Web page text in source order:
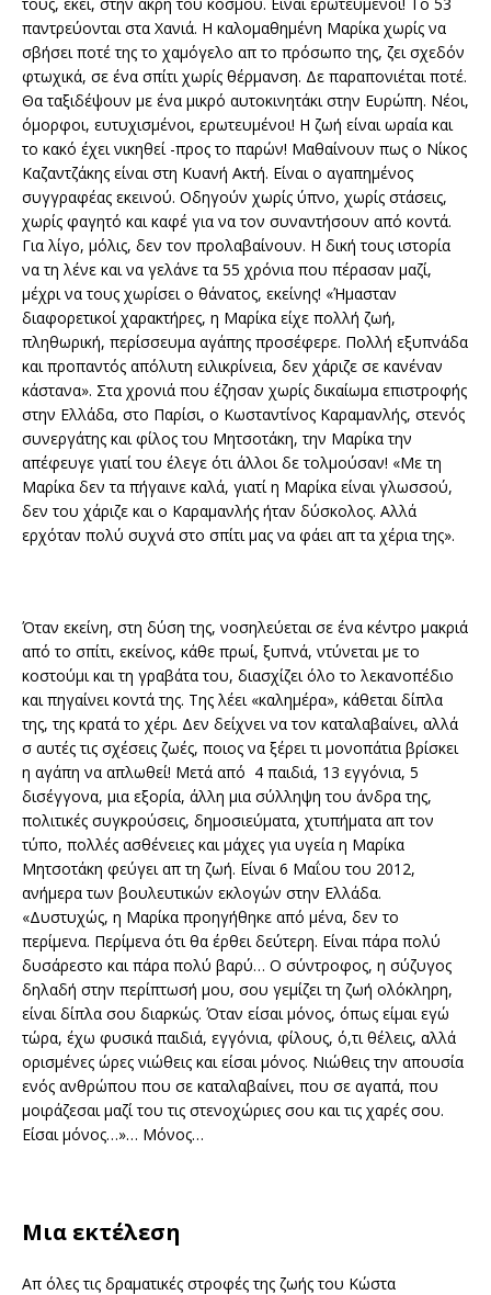
παντρεύονται στα Χανιά. Η καλομαθημένη Μαρίκα χωρίς να
σβήσει ποτέ της το χαμόγελο απ το πρόσωπο της, ζει σχεδόν
φτωχικά, σε ένα σπίτι χωρίς θέρμανση. Δε παραπονιέται ποτέ.
Θα ταξιδέψουν με ένα μικρό αυτοκινητάκι στην Ευρώπη. Νέοι,
όμορφοι, ευτυχισμένοι, ερωτευμένοι! Η ζωή είναι ωραία και
το κακό έχει νικηθεί -προς το παρών! Μαθαίνουν πως ο Νίκος
Καζαντζάκης είναι στη Κυανή Ακτή. Είναι ο αγαπημένος
συγγραφέας εκεινού. Οδηγούν χωρίς ύπνο, χωρίς στάσεις,
χωρίς φαγητό και καφέ για να τον συναντήσουν από κοντά.
Για λίγο, μόλις, δεν τον προλαβαίνουν. Η δική τους ιστορία
να τη λένε και να γελάνε τα 55 χρόνια που πέρασαν μαζί,
μέχρι να τους χωρίσει ο θάνατος, εκείνης! «Ήμασταν
διαφορετικοί χαρακτήρες, η Μαρίκα είχε πολλή ζωή,
πληθωρική, περίσσευμα αγάπης προσέφερε. Πολλή εξυπνάδα
και προπαντός απόλυτη ειλικρίνεια, δεν χάριζε σε κανέναν
κάστανα». Στα χρονιά που έζησαν χωρίς δικαίωμα επιστροφής
στην Ελλάδα, στο Παρίσι, ο Κωσταντίνος Καραμανλής, στενός
συνεργάτης και φίλος του Μητσοτάκη, την Μαρίκα την
απέφευγε γιατί του έλεγε ότι άλλοι δε τολμούσαν! «Με τη
Μαρίκα δεν τα πήγαινε καλά, γιατί η Μαρίκα είναι γλωσσού,
δεν του χάριζε και ο Καραμανλής ήταν δύσκολος. Αλλά
ερχόταν πολύ συχνά στο σπίτι μας να φάει απ τα χέρια της».
Όταν εκείνη, στη δύση της, νοσηλεύεται σε ένα κέντρο μακριά
από το σπίτι, εκείνος, κάθε πρωί, ξυπνά, ντύνεται με το
κοστούμι και τη γραβάτα του, διασχίζει όλο το λεκανοπέδιο
και πηγαίνει κοντά της. Της λέει «καλημέρα», κάθεται δίπλα
της, της κρατά το χέρι. Δεν δείχνει να τον καταλαβαίνει, αλλά
σ αυτές τις σχέσεις ζωές, ποιος να ξέρει τι μονοπάτια βρίσκει
η αγάπη να απλωθεί! Μετά από 4 παιδιά, 13 εγγόνια, 5
δισέγγονα, μια εξορία, άλλη μια σύλληψη του άνδρα της,
πολιτικές συγκρούσεις, δημοσιεύματα, χτυπήματα απ τον
τύπο, πολλές ασθένειες και μάχες για υγεία η Μαρίκα
Μητσοτάκη φεύγει απ τη ζωή. Είναι 6 Μαΐου του 2012,
ανήμερα των βουλευτικών εκλογών στην Ελλάδα.
«Δυστυχώς, η Μαρίκα προηγήθηκε από μένα, δεν το
περίμενα. Περίμενα ότι θα έρθει δεύτερη. Είναι πάρα πολύ
δυσάρεστο και πάρα πολύ βαρύ… Ο σύντροφος, η σύζυγος
δηλαδή στην περίπτωσή μου, σου γεμίζει τη ζωή ολόκληρη,
είναι δίπλα σου διαρκώς. Όταν είσαι μόνος, όπως είμαι εγώ
τώρα, έχω φυσικά παιδιά, εγγόνια, φίλους, ό,τι θέλεις, αλλά
ορισμένες ώρες νιώθεις και είσαι μόνος. Νιώθεις την απουσία
ενός ανθρώπου που σε καταλαβαίνει, που σε αγαπά, που
μοιράζεσαι μαζί του τις στενοχώριες σου και τις χαρές σου.
Είσαι μόνος…»… Μόνος…
Μια εκτέλεση
Απ όλες τις δραματικές στροφές της ζωής του Κώστα